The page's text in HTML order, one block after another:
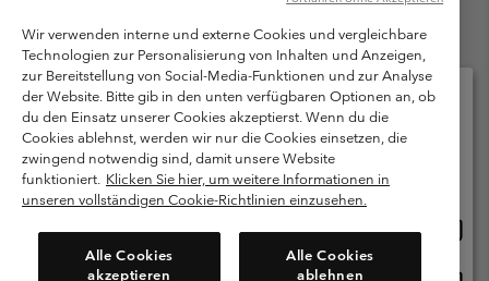
Columbia Sportswear Austria GmbH. Moosfeldstraße 1, 5101
Bergheim, Salzburg Österreich. Alle Rechte vorbehalten.
Nutzungsbedingungen
Allgemeine Verkaufsbedingungen
Garantie
Datenschutzerklärung
Bestimmungen und Bedingungen des Mitglieder Programms
Nutzungsbedingungen Für Nutzergenerierte Inhalte
Cookies
Kundenservice: Mo- Fr. 9:00 - 13:00 & 14:00- 18:00 Uhr
(+)43720880525
Wir verwenden interne und externe Cookies und vergleichbare
Technologien zur Personalisierung von Inhalten und Anzeigen,
zur Bereitstellung von Social-Media-Funktionen und zur Analyse
der Website. Bitte gib in den unten verfügbaren Optionen an, ob
du den Einsatz unserer Cookies akzeptierst. Wenn du die
Cookies ablehnst, werden wir nur die Cookies einsetzen, die
zwingend notwendig sind, damit unsere Website
funktioniert. Klicken Sie hier, um weitere Informationen in
unseren vollständigen Cookie-Richtlinien einzusehen.
Alle Cookies
akzeptieren
Alle Cookies
ablehnen
Bitte wählen Sie Ihr Lieferland und Ihre Sprache
Online-Einkauf verfügbar